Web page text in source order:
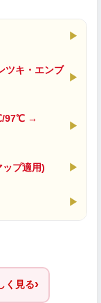
▶
ツキ・エンブ
▶
97℃ →
▶
プ適用) ▶
▶
く見る›